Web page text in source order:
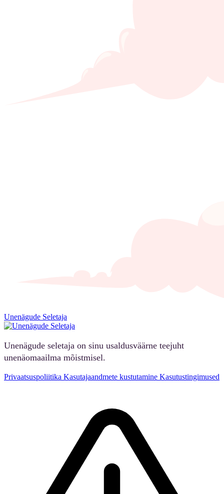
Unenägude Seletaja
Unenägude seletaja on sinu usaldusväärne teejuht
unenäomaailma mõistmisel.
Privaatsuspoliitika Kasutajaandmete kustutamine Kasutustingimused